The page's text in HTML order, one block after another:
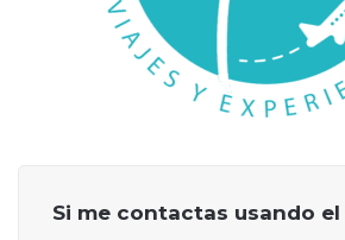
Si me contactas usando